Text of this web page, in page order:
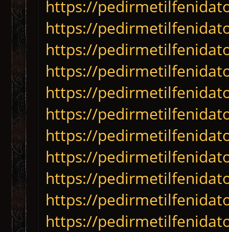
https://
https://
https://
https://
https://
https://
https://
https://
https://
https://
https://